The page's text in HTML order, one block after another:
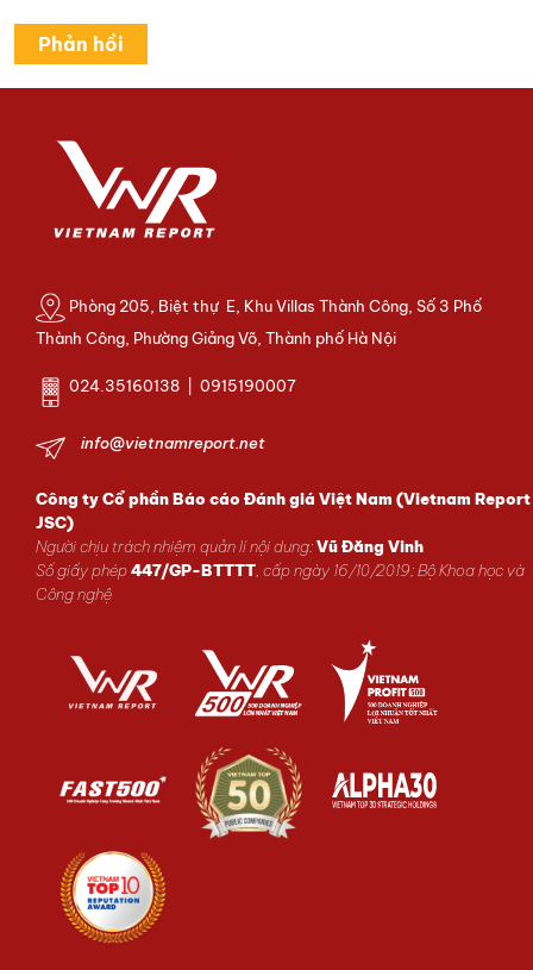
Phòng 205, Biệt thự E, Khu Villas Thành Công, Số 3 Phố
Thành Công, Phường Giảng Võ, Thành phố Hà Nội
024.35160138 | 0915190007
info@vietnamreport.net
Công ty Cổ phần Báo cáo Đánh giá Việt Nam (Vietnam Report
JSC)
Người chịu trách nhiệm quản lí nội dung:Vũ Đăng Vinh
Số giấy phép447/GP-BTTTT , cấp ngày 16/10/2019; Bộ Khoa học và
Công nghệ